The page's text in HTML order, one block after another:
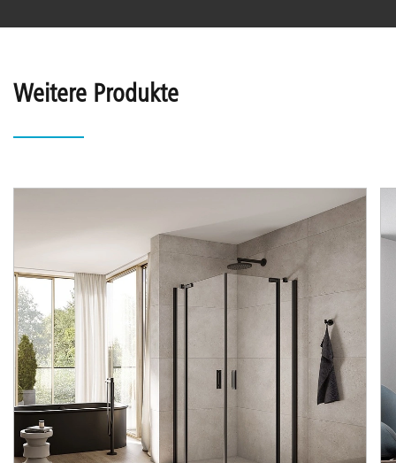
Weitere Produkte